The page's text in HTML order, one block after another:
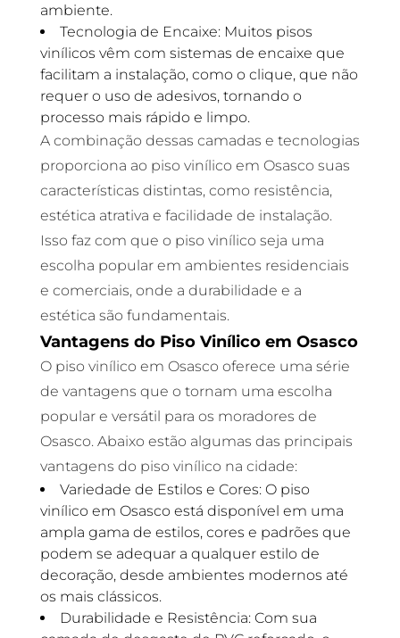
ambiente.
Tecnologia de Encaixe: Muitos pisos
vinílicos vêm com sistemas de encaixe que
facilitam a instalação, como o clique, que não
requer o uso de adesivos, tornando o
processo mais rápido e limpo.
A combinação dessas camadas e tecnologias
proporciona ao piso vinílico em Osasco suas
características distintas, como resistência,
estética atrativa e facilidade de instalação.
Isso faz com que o piso vinílico seja uma
escolha popular em ambientes residenciais
e comerciais, onde a durabilidade e a
estética são fundamentais.
Vantagens do Piso Vinílico em Osasco
O piso vinílico em Osasco oferece uma série
de vantagens que o tornam uma escolha
popular e versátil para os moradores de
Osasco. Abaixo estão algumas das principais
vantagens do piso vinílico na cidade:
Variedade de Estilos e Cores: O piso
vinílico em Osasco está disponível em uma
ampla gama de estilos, cores e padrões que
podem se adequar a qualquer estilo de
decoração, desde ambientes modernos até
os mais clássicos.
Durabilidade e Resistência: Com sua